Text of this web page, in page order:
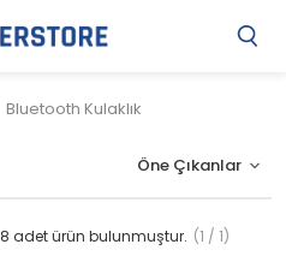
Bluetooth Kulaklık
8 adet ürün bulunmuştur. (1 / 1)